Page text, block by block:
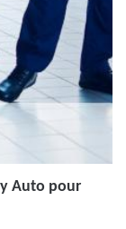
Auto pour